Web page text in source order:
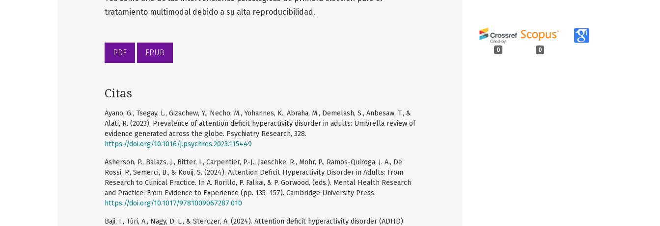
0 0
tratamiento multimodal debido a su alta reproducibilidad.
PDF EPUB
Citas
Ayano, G., Tsegay, L., Gizachew, Y., Necho, M., Yohannes, K., Abraha, M., Demelash, S., Anbesaw, T., &
Alati, R. (2023). Prevalence of attention deficit hyperactivity disorder in adults: Umbrella review of
evidence generated across the globe. Psychiatry Research, 328.
https://doi.org/10.1016/j.psychres.2023.115449
Asherson, P., Balazs, J., Bitter, I., Carpentier, P.-J., Jaeschke, R., Mohr, P., Ramos-Quiroga, J. A., De
Rossi, P., Semerci, B., & Kooij, S. (2024). Attention Deficit Hyperactivity Disorder in Adults: From
Research to Clinical Practice. In A. Fiorillo, P. Falkai, & P. Gorwood, (eds.). Mental Health Research
and Practice: From Evidence to Experience (pp. 135–157). Cambridge University Press.
https://doi.org/10.1017/9781009067287.010
Baji, I., Túri, A., Nagy, D. L., & Sterczer, A. (2024). Attention deficit hyperactivity disorder (ADHD)